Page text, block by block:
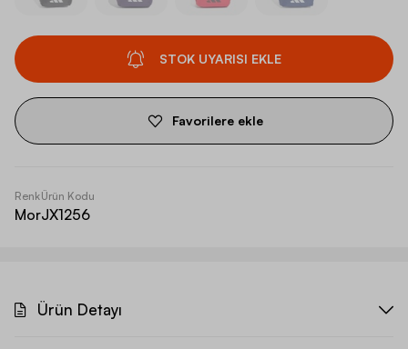
STOK UYARISI EKLE
Favorilere ekle
Renk
Mor
Ürün Kodu
JX1256
Ürün Detayı